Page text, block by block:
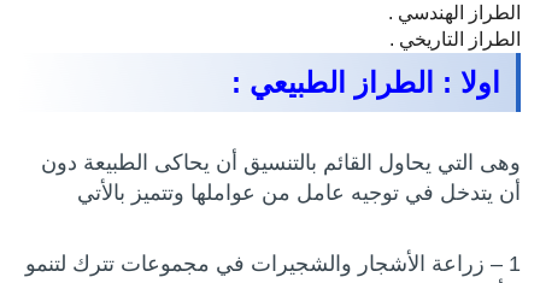
الطراز الهندسي .
الطراز التاريخي .
اولا : الطراز الطبيعي :
وهى التي يحاول القائم بالتنسيق أن يحاكى الطبيعة دون
أن يتدخل في توجيه عامل من عواملها وتتميز بالأتي
1 – زراعة الأشجار والشجيرات في مجموعات تترك لتنمو